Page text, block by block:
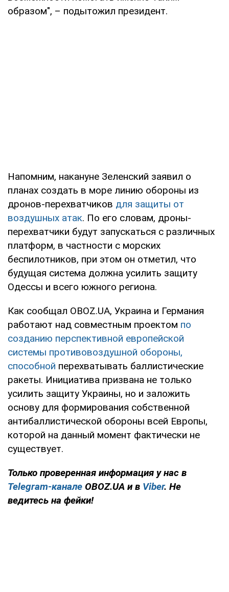
образом", – подытожил президент.
Напомним, накануне Зеленский заявил о
планах создать в море линию обороны из
дронов-перехватчиков для защиты от
воздушных атак. По его словам, дроны-
перехватчики будут запускаться с различных
платформ, в частности с морских
беспилотников, при этом он отметил, что
будущая система должна усилить защиту
Одессы и всего южного региона.
Как сообщал OBOZ.UA, Украина и Германия
работают над совместным проектом по
созданию перспективной европейской
системы противовоздушной обороны,
способной перехватывать баллистические
ракеты. Инициатива призвана не только
усилить защиту Украины, но и заложить
основу для формирования собственной
антибаллистической обороны всей Европы,
которой на данный момент фактически не
существует.
Только проверенная информация у нас в
Telegram-канале OBOZ.UA и в Viber. Не
ведитесь на фейки!